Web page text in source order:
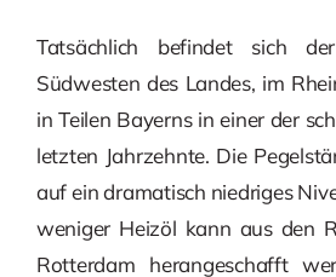
Tatsächlich befindet sich
Südwesten des Landes, im
in Teilen Bayerns in einer der
letzten Jahrzehnte. Die
auf ein dramatisch niedriges
weniger Heizöl kann aus den
Rotterdam herangeschafft